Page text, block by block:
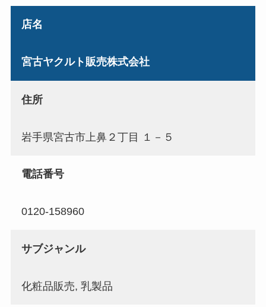
店名
宮古ヤクルト販売株式会社
住所
岩手県宮古市上鼻２丁目 １－５
電話番号
0120-158960
サブジャンル
化粧品販売, 乳製品